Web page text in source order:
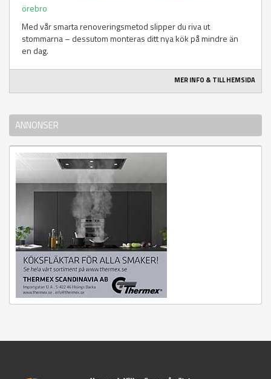
örebro
Med vår smarta renoveringsmetod slipper du riva ut
stommarna – dessutom monteras ditt nya kök på mindre än
en dag.
MER INFO & TILL HEMSIDA
ANNONSER